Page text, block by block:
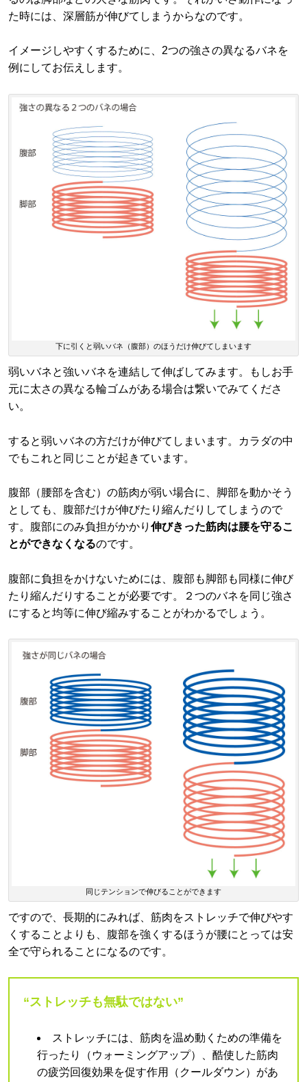
た時には、深層筋が伸びてしまうからなのです。
イメージしやすくするために、2つの強さの異なるバネを
例にしてお伝えします。
下に引くと弱いバネ（腹部）のほうだけ伸びてしまいます
弱いバネと強いバネを連結して伸ばしてみます。もしお手
元に太さの異なる輪ゴムがある場合は繋いでみてくださ
い。
すると弱いバネの方だけが伸びてしまいます。カラダの中
でもこれと同じことが起きています。
腹部（腰部を含む）の筋肉が弱い場合に、脚部を動かそう
としても、腹部だけが伸びたり縮んだりしてしまうので
す。腹部にのみ負担がかかり 伸びきった筋肉は腰を守るこ
とができなくなるのです。
腹部に負担をかけないためには、腹部も脚部も同様に伸び
たり縮んだりすることが必要です。２つのバネを同じ強さ
にすると均等に伸び縮みすることがわかるでしょう。
同じテンションで伸びることができます
ですので、長期的にみれば、筋肉をストレッチで伸びやす
くすることよりも、腹部を強くするほうが腰にとっては安
全で守られることになるのです。
“ストレッチも無駄ではない”
ストレッチには、筋肉を温め動くための準備を
行ったり（ウォーミングアップ）、酷使した筋肉
の疲労回復効果を促す作用（クールダウン）があ